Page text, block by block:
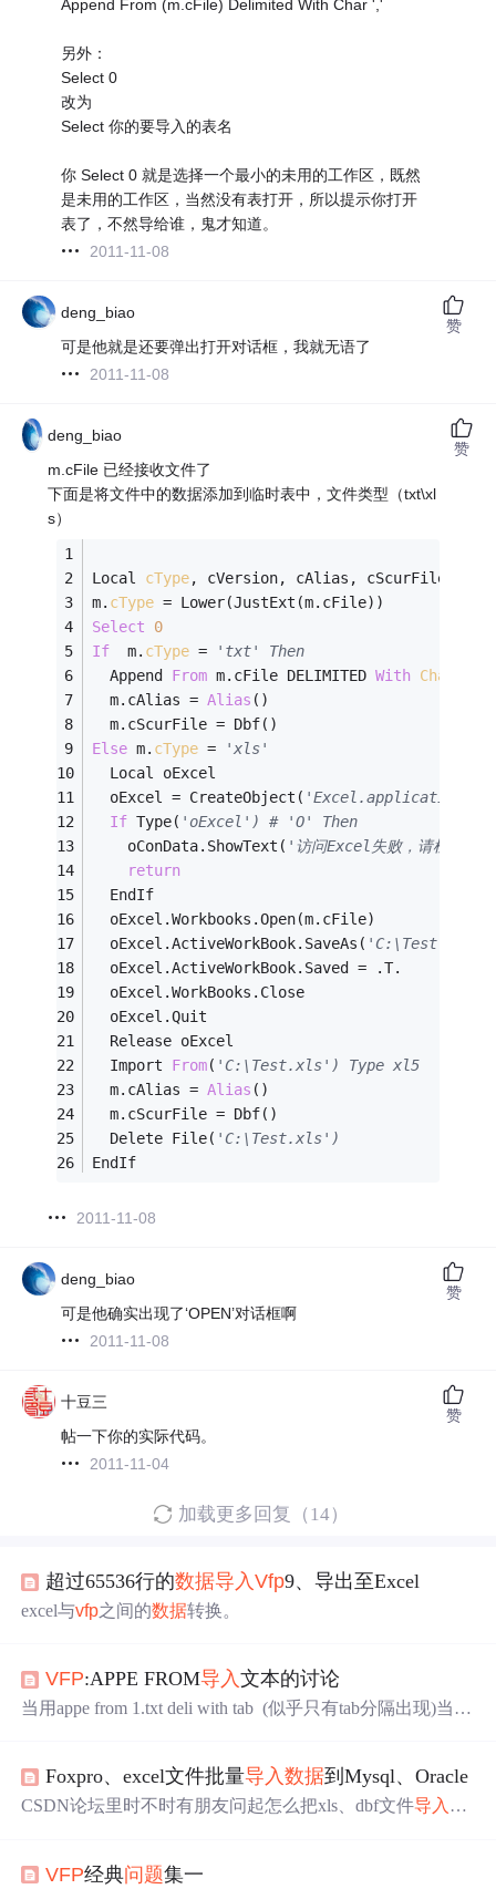
Append From (m.cFile) Delimited With Char ','
另外：
Select 0
改为
Select 你的要导入的表名
你 Select 0 就是选择一个最小的未用的工作区，既然
是未用的工作区，当然没有表打开，所以提示你打开
表了，不然导给谁，鬼才知道。
2011-11-08
deng_biao
可是他就是还要弹出打开对话框，我就无语了
2011-11-08
赞
deng_biao
m.cFile 已经接收文件了
下面是将文件中的数据添加到临时表中，文件类型（txt\xl
s）
Local cType, cVersion, cAlias, cScurFile
m. cType = Lower(JustExt(m.cFile))
Select
0
If
  m.
cType =
'txt' Then
  Append
From m.cFile DELIMITED With Char
  m.cAlias =
Alias ()
  m.cScurFile = Dbf()
Else m. cType =
'xls'
  Local oExcel
  oExcel = CreateObject(
'Excel.application')
If Type( 'oExcel') # 'O' Then
    oConData.ShowText(
'访问Excel失败，请检查
return
  EndIf
  oExcel.Workbooks.Open(m.cFile)
  oExcel.ActiveWorkBook.SaveAs(
  oExcel.ActiveWorkBook.Saved = .T.
  oExcel.WorkBooks.Close
  oExcel.Quit
  Release oExcel
  Import
From( 'C:\Test.xls') Type xl5
  m.cAlias =
Alias ()
  m.cScurFile = Dbf()
  Delete File(
'C:\Test.xls')
EndIf
2011-11-08
赞
deng_biao
可是他确实出现了‘OPEN’对话框啊
2011-11-08
赞
十豆三
帖一下你的实际代码。
2011-11-04
赞
加载更多回复（14）
超过65536行的数据导入Vfp9、导出至Excel
excel与vfp之间的数据转换。
VFP:APPE FROM导入文本的讨论
当用appe from 1.txt deli with tab (似乎只有tab分隔出现)当某
论多少分隔符号在导入时都被视作1个如：(文本中
的1行)S
mith 9999999 "TELEPHONE"telephone前有 3 tabap
Foxpro、excel文件批量导入数据到Mysql、Oracle
CSDN论坛里时不时有朋友问起怎么把xls、dbf文件导入 远
上百个文件、二三十G，那怎么可能！免不了琢磨着搞个
VFP经典问题集一